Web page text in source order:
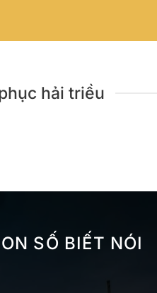
hải triều
SỐ BIẾT NÓI